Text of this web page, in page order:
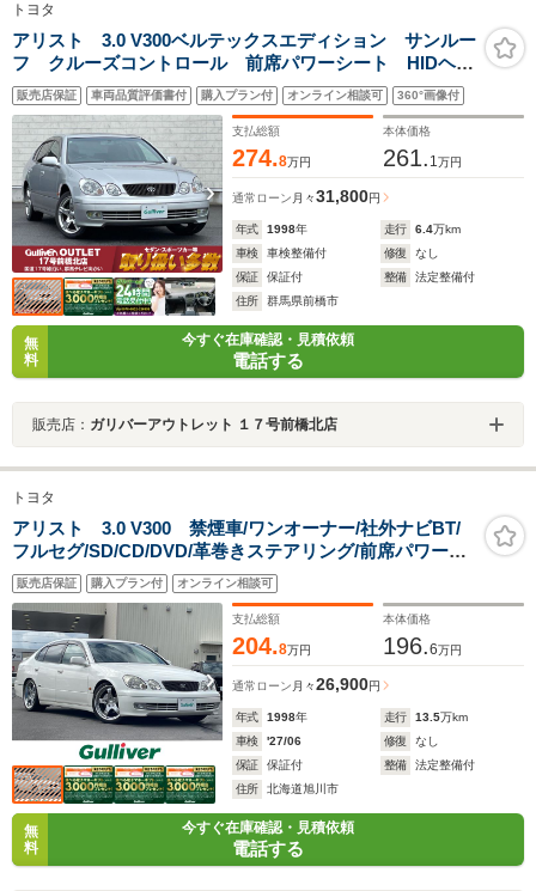
ラミックビューモニタ
ー/車線逸脱防止支援
システム
ルミ オート
ム オートラ
ートヒーター
トヨタ
アリスト 3.0 V300ベルテックスエディション サンルー
フ クルーズコントロール 前席パワーシート HIDヘッ
ドライト フォグランプ ETC ドライブレコーダー
純正フロアマット 純正17インチアルミホイール 純正
カーオーディオ エアコン
販売店保証 車両品質評価書付 購入プラン付 オンライン相談可 360°画像付
支払総額
274.8万円
本体価格
261. 1万円
通常ローン 月々31,800円
年式 1998年 走行 6.4万km
車検
車検整備付 修復
なし
保証
保証付 整備
法定整備付
住所
群馬県前橋市
無
料
今すぐ在庫確認・見積依頼
電話する
販売店： ガリバーアウトレット １７号前橋北店
トヨタ
アリスト 3.0 V300 禁煙車/ワンオーナー/社外ナビBT/
フルセグ/SD/CD/DVD/革巻きステアリング/前席パワーシ
ート/純正AW冬タイヤ積み込み/純正フロアマット/ドアバ
イザー/
販売店保証 購入プラン付 オンライン相談可
支払総額
204.8万円
本体価格
196.6万円
通常ローン 月々26,900円
年式 1998年 走行 13.5万km
車検
'27/06 修復
なし
保証
保証付 整備
法定整備付
住所
北海道旭川市
無
料
今すぐ在庫確認・見積依頼
電話する